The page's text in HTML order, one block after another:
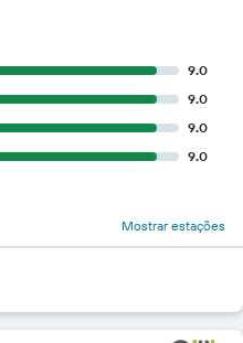
9.0
9.0
9.0
9.0
Mostrar estações